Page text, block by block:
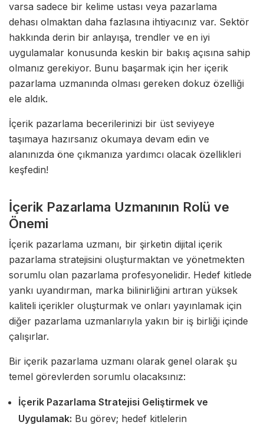
varsa sadece bir kelime ustası veya pazarlama
dehası olmaktan daha fazlasına ihtiyacınız var. Sektör
hakkında derin bir anlayışa, trendler ve en iyi
uygulamalar konusunda keskin bir bakış açısına sahip
olmanız gerekiyor. Bunu başarmak için her içerik
pazarlama uzmanında olması gereken dokuz özelliği
ele aldık.
İçerik pazarlama becerilerinizi bir üst seviyeye
taşımaya hazırsanız okumaya devam edin ve
alanınızda öne çıkmanıza yardımcı olacak özellikleri
keşfedin!
İçerik Pazarlama Uzmanının Rolü ve
Önemi
İçerik pazarlama uzmanı, bir şirketin dijital içerik
pazarlama stratejisini oluşturmaktan ve yönetmekten
sorumlu olan pazarlama profesyonelidir. Hedef kitlede
yankı uyandırman, marka bilinirliğini artıran yüksek
kaliteli içerikler oluşturmak ve onları yayınlamak için
diğer pazarlama uzmanlarıyla yakın bir iş birliği içinde
çalışırlar.
Bir içerik pazarlama uzmanı olarak genel olarak şu
temel görevlerden sorumlu olacaksınız:
İçerik Pazarlama Stratejisi Geliştirmek ve
Uygulamak: Bu görev; hedef kitlelerin